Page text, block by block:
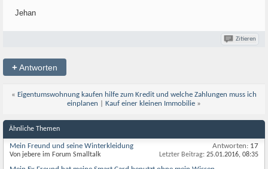
Jehan
Zitieren
+Antworten
« Eigentumswohnung kaufen hilfe zum Kredit und welche Zahlungen muss ich
einplanen
Kauf einer kleinen Immobilie »
Ähnliche Themen
Mein Freund und seine Winterkleidung
Von jebere im Forum Smalltalk
Antworten: 17
Letzter Beitrag: 25.01.2016, 08:35